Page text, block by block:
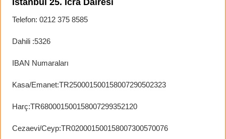
Telefon: 0212 375 8585
Dahili :5326
IBAN Numaraları
Kasa/Emanet:TR250001500158007290502323
Harç:TR680001500158007299352120
Cezaevi/Ceyp:TR020001500158007300570076